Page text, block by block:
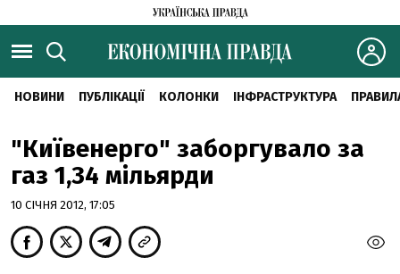
НОВИНИ ПУБЛІКАЦІЇ КОЛОНКИ ІНФРАСТРУКТУРА
"Київенерго" заборгувало за
газ 1,34 мільярди
10 СІЧНЯ 2012, 17:05